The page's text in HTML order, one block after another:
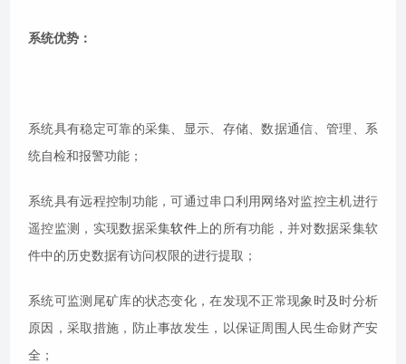
系统优势：
系统具有稳定可靠的采集、显示、存储、数据通信、管理、系
统自检和报警功能；
系统具有远程控制功能，可通过串口利用网络对监控主机进行
遥控监测，实现数据采集软件 上的所有功能，并对数据采集软
件中的历史数据有访问权限的进行提取；
系统可监测尾矿库的状态变化，在发现不正常现象时及时分析
原因，采取措施，防止事故发生，以保证周围人民生命财产安
全；